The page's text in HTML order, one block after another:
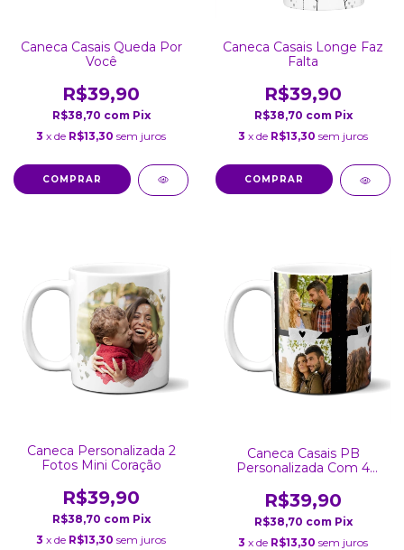
Caneca Casais Queda Por
Você
R$39,90
R$38,70 com Pix
3 x de R$13,30 sem juros
COMPRAR
Caneca Casais Longe Faz
Falta
R$39,90
R$38,70 com Pix
3 x de R$13,30 sem juros
COMPRAR
Caneca Personalizada 2
Fotos Mini Coração
R$39,90
R$38,70 com Pix
3 x de R$13,30 sem juros
Caneca Casais PB
Personalizada Com 4
R$39,90
R$38,70 com Pix
3 x de R$13,30 sem juros